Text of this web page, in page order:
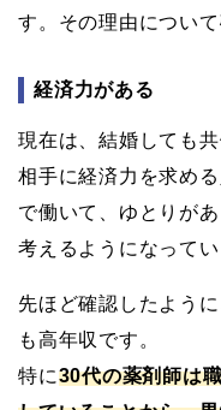
す。その理由につい
経済力がある
現在は、結婚しても
相手に経済力を求め
で働いて、ゆとりが
考えるようになってい
先ほど確認したよう
も高年収です。
特に30代の薬剤師は